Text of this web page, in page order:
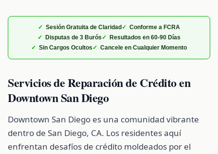
Sesión Gratuita de Claridad
Conforme a FCRA
Disputas de 3 Burós
Resultados en 60-90 Días
Sin Cargos Ocultos
Cancele en Cualquier Momento
Servicios de Reparación de Crédito en
Downtown San Diego
Downtown San Diego es una comunidad vibrante
dentro de San Diego, CA. Los residentes aquí
enfrentan desafíos de crédito moldeados por el